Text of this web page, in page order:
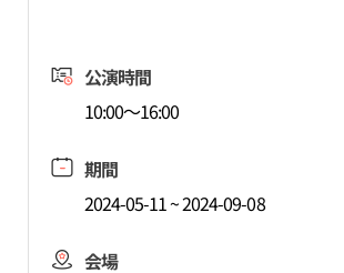
公演時間
10:00～16:00
期間
2024-05-11 ~ 2024-09-08
会場